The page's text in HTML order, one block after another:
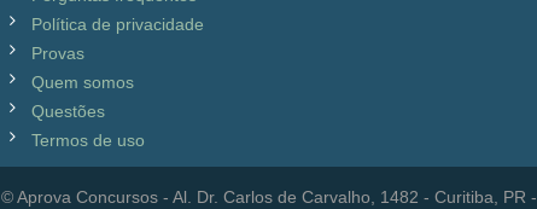
Política de privacidade
Provas
Quem somos
Questões
Termos de uso
© Aprova Concursos - Al. Dr. Carlos de Carvalho, 1482 - Curitiba, PR -